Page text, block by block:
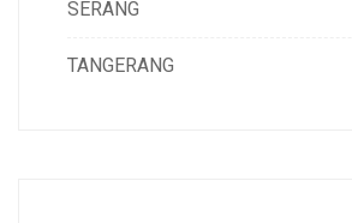
SERANG
TANGERANG